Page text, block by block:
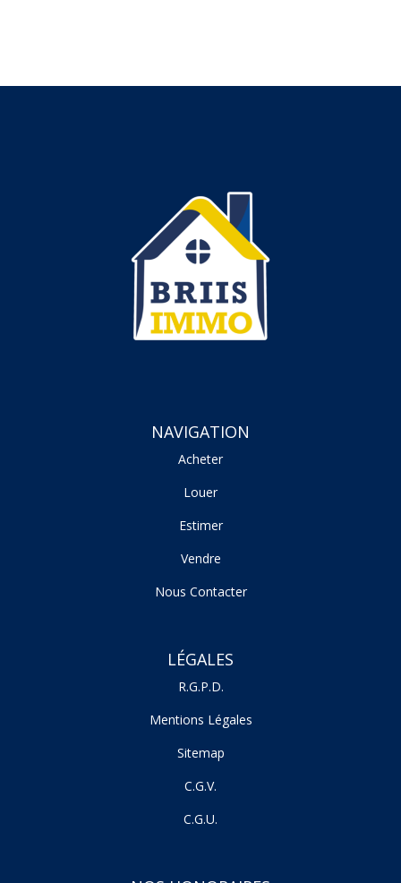
NAVIGATION
Acheter
Louer
Estimer
Vendre
Nous Contacter
LÉGALES
R.G.P.D.
Mentions Légales
Sitemap
C.G.V.
C.G.U.